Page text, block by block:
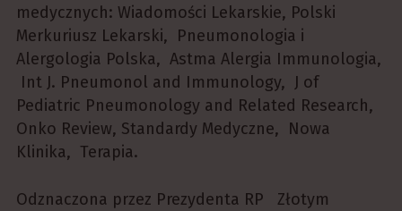
medycznych: Wiadomości Lekarskie, Polski
Merkuriusz Lekarski, Pneumonologia i
Alergologia Polska, Astma Alergia Immunologia,
Int J. Pneumonol and Immunology, J of
Pediatric Pneumonology and Related Research,
Onko Review, Standardy Medyczne, Nowa
Klinika, Terapia.
Odznaczona przez Prezydenta RP Złotym